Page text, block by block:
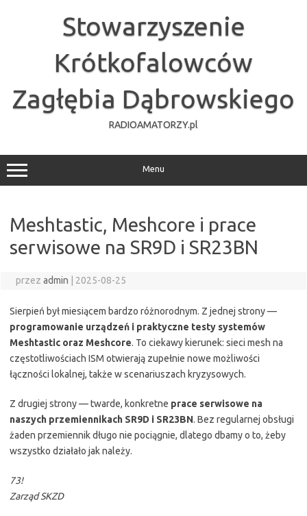
Stowarzyszenie
Krótkofalowców
Zagłębia Dąbrowskiego
RADIOAMATORZY.pl
Menu
Meshtastic, Meshcore i prace
serwisowe na SR9D i SR23BN
przez admin 2025-08-25
Sierpień był miesiącem bardzo różnorodnym. Z jednej strony —
programowanie urządzeń i praktyczne testy systemów
Meshtastic oraz Meshcore. To ciekawy kierunek: sieci mesh na
częstotliwościach ISM otwierają zupełnie nowe możliwości
łączności lokalnej, także w scenariuszach kryzysowych.
Z drugiej strony — twarde, konkretne prace serwisowe na
naszych przemiennikach SR9D i SR23BN. Bez regularnej obsługi
żaden przemiennik długo nie pociągnie, dlatego dbamy o to, żeby
wszystko działało jak należy.
73!
Zarząd SKZD